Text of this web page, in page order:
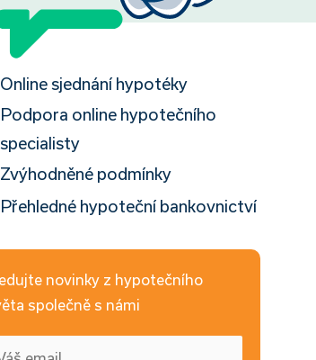
Online sjednání hypotéky
Podpora online hypotečního
specialisty
Zvýhodněné podmínky
Přehledné hypoteční bankovnictví
novinky z hypotečního
společně s námi